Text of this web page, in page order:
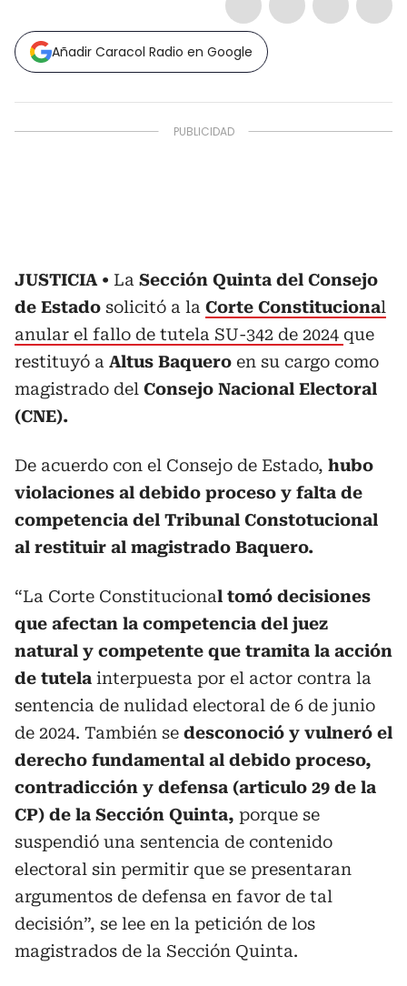
Añadir Caracol Radio en Google
JUSTICIA La Sección Quinta del Consejo
de Estado solicitó a la Corte Constitucional
anular el fallo de tutela SU-342 de 2024 que
restituyó a Altus Baquero en su cargo como
magistrado del Consejo Nacional Electoral
(CNE).
De acuerdo con el Consejo de Estado, hubo
violaciones al debido proceso y falta de
competencia del Tribunal Constotucional
al restituir al magistrado Baquero.
“La Corte Constitucional tomó decisiones
que afectan la competencia del juez
natural y competente que tramita la acción
de tutela interpuesta por el actor contra la
sentencia de nulidad electoral de 6 de junio
de 2024. También se desconoció y vulneró el
derecho fundamental al debido proceso,
contradicción y defensa (articulo 29 de la
CP) de la Sección Quinta, porque se
suspendió una sentencia de contenido
electoral sin permitir que se presentaran
argumentos de defensa en favor de tal
decisión”, se lee en la petición de los
magistrados de la Sección Quinta.